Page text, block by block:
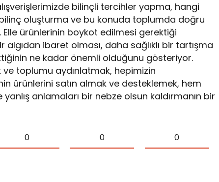
bilinçli tercihler yapma, hangi
oluşturma ve bu konuda toplumda doğru
ürünlerinin boykot edilmesi gerektiği
ibaret olması, daha sağlıklı bir tartışma
ne kadar önemli olduğunu gösteriyor.
toplumu aydınlatmak, hepimizin
ürünlerini satın almak ve desteklemek, hem
anlamaları bir nebze olsun kaldırmanın bir
0 0 0